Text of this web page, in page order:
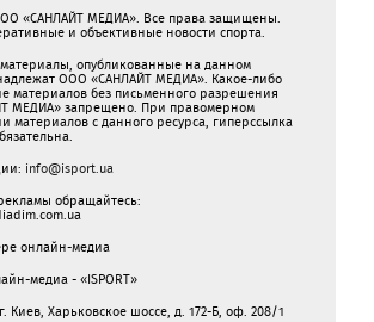
«САНЛАЙТ МЕДИА». Все права защищены.
и объективные новости спорта.
опубликованные на данном
ООО «САНЛАЙТ МЕДИА». Какое-либо
материалов без письменного разрешения
МЕДИА» запрещено. При правомерном
материалов с данного ресурса, гиперссылка
info@isport.ua
обращайтесь:
онлайн-медиа
медиа - «ISPORT»
Киев, Харьковское шоссе, д. 172-Б, оф. 208/1